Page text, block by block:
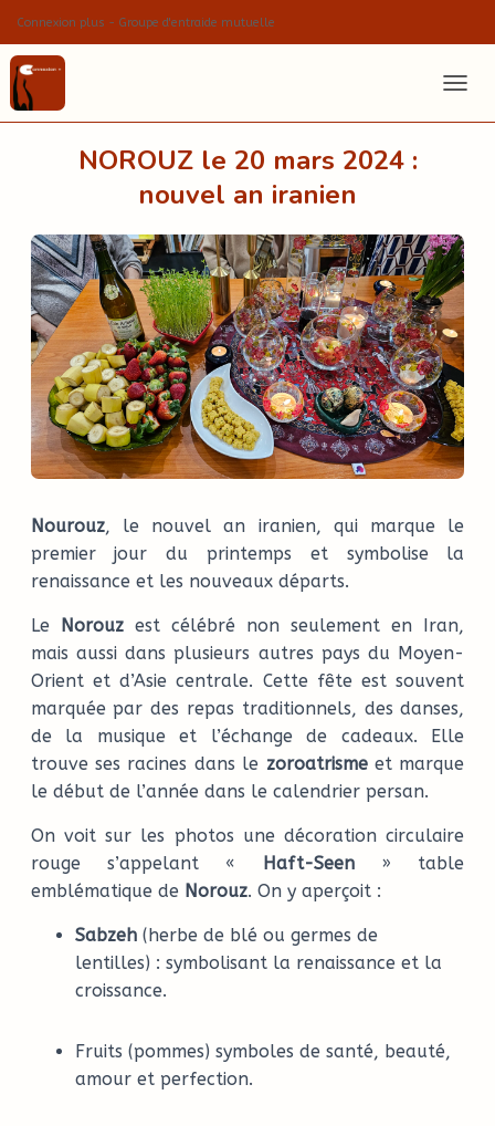
Connexion plus - Groupe d'entraide mutuelle
NOROUZ le 20 mars 2024 :
nouvel an iranien
Nourouz, le nouvel an iranien, qui marque le
premier jour du printemps et symbolise la
renaissance et les nouveaux départs.
Le Norouz est célébré non seulement en Iran,
mais aussi dans plusieurs autres pays du Moyen-
Orient et d’Asie centrale. Cette fête est souvent
marquée par des repas traditionnels, des danses,
de la musique et l’échange de cadeaux. Elle
trouve ses racines dans le zoroatrismeet marque
le début de l’année dans le calendrier persan.
On voit sur les photos une décoration circulaire
rouge s’appelant «
Haft-Seen» table
emblématique de Norouz. On y aperçoit :
Sabzeh(herbe de blé ou germes de
lentilles) : symbolisant la renaissance et la
croissance.
Fruits (pommes) symboles de santé, beauté,
amour et perfection.